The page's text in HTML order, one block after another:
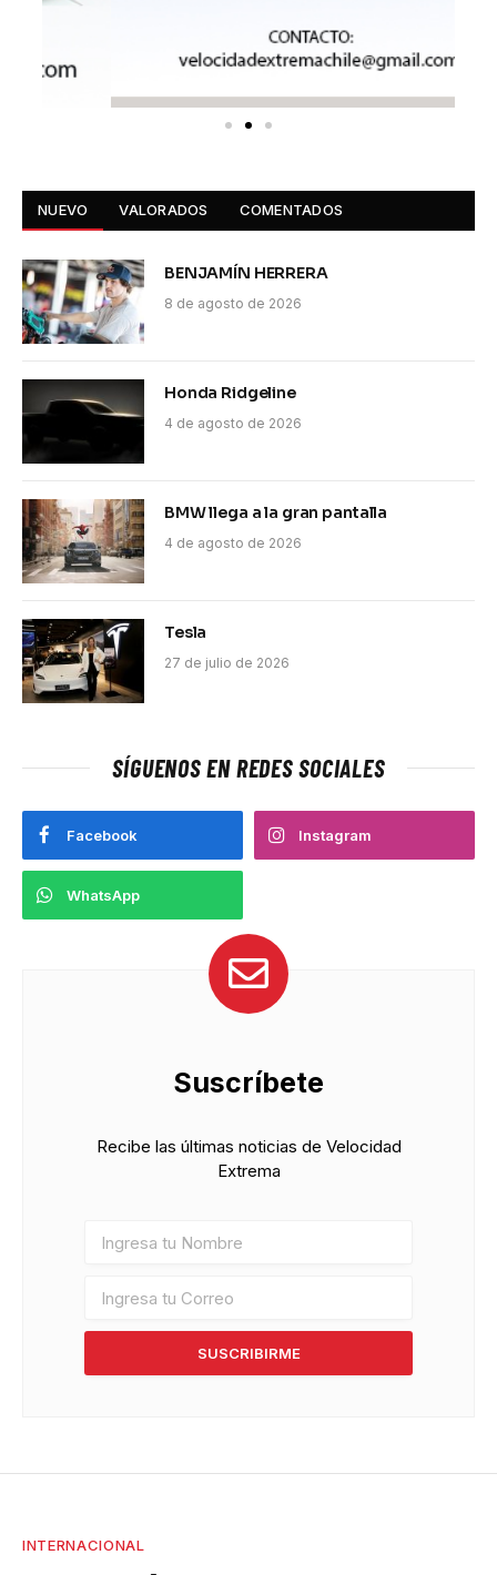
NUEVO VALORADOS COMENTADOS
BENJAMÍN HERRERA
8 de agosto de 2026
Honda Ridgeline
4 de agosto de 2026
BMW llega a la gran pantalla
4 de agosto de 2026
Tesla
27 de julio de 2026
SÍGUENOS EN REDES SOCIALES
Facebook Instagram
WhatsApp
Suscríbete
Recibe las últimas noticias de Velocidad
Extrema
SUSCRIBIRME
INTERNACIONAL